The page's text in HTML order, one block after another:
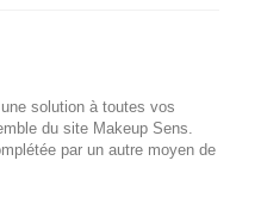
solution à toutes vos
du site Makeup Sens.
par un autre moyen de